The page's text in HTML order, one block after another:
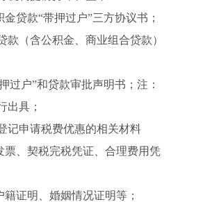
款“带押过户”三方协议书；
款（含公积金、商业组合贷款）
户”和贷款审批声明书；注：
出具；
申请税费优惠的相关材料
、契税完税凭证、合理费用凭
证明、婚姻情况证明等；